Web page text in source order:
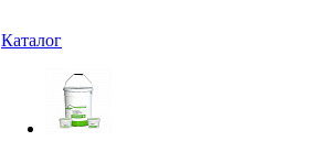
Каталог